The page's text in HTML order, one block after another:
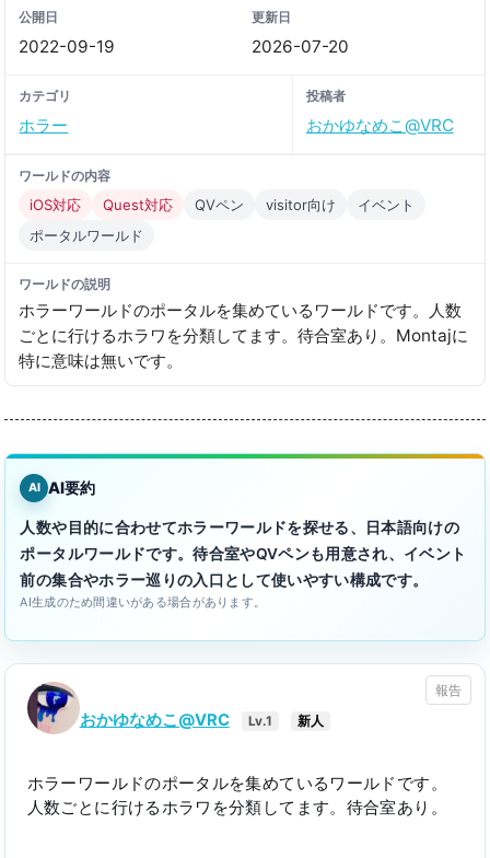
公開日
2022-09-19
更新日
2026-07-20
カテゴリ
ホラー
投稿者
おかゆなめこ@VRC
ワールドの内容
iOS対応 Quest対応 QVペン visitor向け
イベント
ポータルワールド
ワールドの説明
ホラーワールドのポータルを集めているワールドです。人数
ごとに行けるホラワを分類してます。待合室あり。Montajに
特に意味は無いです。
AI AI要約
人数や目的に合わせてホラーワールドを探せる、日本語向けの
ポータルワールドです。待合室やQVペンも用意され、イベント
前の集合やホラー巡りの入口として使いやすい構成です。
AI生成のため間違いがある場合があります。
報告
おかゆなめこ@VRC Lv.1 新人
ホラーワールドのポータルを集めているワールドです。
人数ごとに行けるホラワを分類してます。待合室あり。